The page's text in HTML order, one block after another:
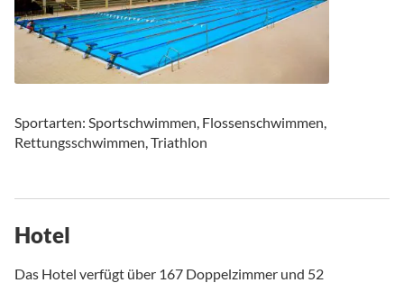
Sportarten: Sportschwimmen, Flossenschwimmen,
Rettungsschwimmen, Triathlon
Hotel
Das Hotel verfügt über 167 Doppelzimmer und 52